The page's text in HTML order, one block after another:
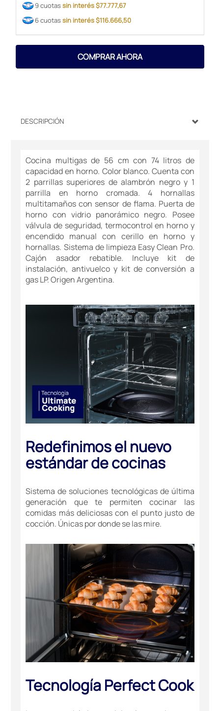
9 cuotassin interés $77.777,67
6 cuotassin interés $116.666,50
COMPRAR AHORA
DESCRIPCIÓN
Cocina multigas de 56 cm con 74 litros de
capacidad en horno. Color blanco. Cuenta con
2 parrillas superiores de alambrón negro y 1
parrilla en horno cromada. 4 hornallas
multitamaños con sensor de flama. Puerta de
horno con vidrio panorámico negro. Posee
válvula de seguridad, termocontrol en horno y
encendido manual con cerillo en horno y
hornallas. Sistema de limpieza Easy Clean Pro.
Cajón asador rebatible. Incluye kit de
instalación, antivuelco y kit de conversión a
gas LP. Origen Argentina.
Redefinimos el nuevo
estándar de cocinas
Sistema de soluciones tecnológicas de última
generación que te permiten cocinar las
comidas más deliciosas con el punto justo de
cocción. Únicas por donde se las mire.
Tecnología Perfect Cook